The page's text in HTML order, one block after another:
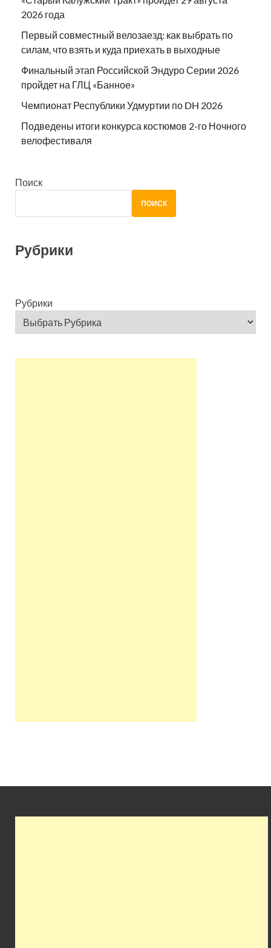
2026 года
Первый совместный велозаезд: как выбрать по
силам, что взять и куда приехать в выходные
Финальный этап Российской Эндуро Серии 2026
пройдет на ГЛЦ «Банное»
Чемпионат Республики Удмуртии по DH 2026
Подведены итоги конкурса костюмов 2-го Ночного
велофестиваля
Поиск
ПОИСК
Рубрики
Рубрики